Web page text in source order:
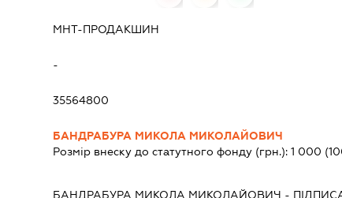
МНТ-ПРОДАКШИН
-
35564800
БАНДРАБУРА МИКОЛА МИКОЛАЙОВИЧ
Розмір внеску до статутного фонду (грн.):1 000
БАНДРАБУРА МИКОЛА МИКОЛАЙОВИЧ -